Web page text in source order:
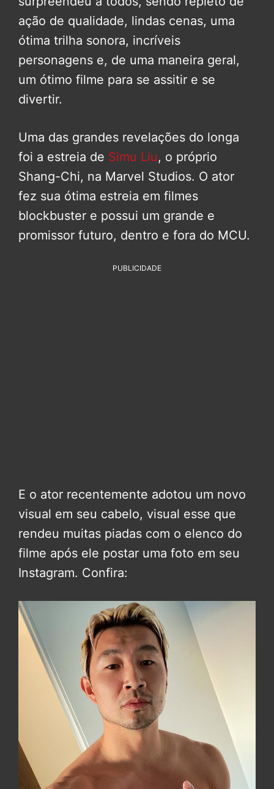
ação de qualidade, lindas cenas, uma
ótima trilha sonora, incríveis
personagens e, de uma maneira geral,
um ótimo filme para se assitir e se
divertir.
Uma das grandes revelações do longa
foi a estreia de Simu Liu, o próprio
Shang-Chi, na Marvel Studios. O ator
fez sua ótima estreia em filmes
blockbuster e possui um grande e
promissor futuro, dentro e fora do MCU.
PUBLICIDADE
E o ator recentemente adotou um novo
visual em seu cabelo, visual esse que
rendeu muitas piadas com o elenco do
filme após ele postar uma foto em seu
Instagram. Confira: